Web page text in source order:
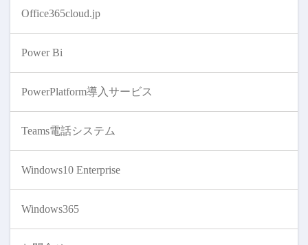
Office365cloud.jp
Power Bi
PowerPlatform導入サービス
Teams電話システム
Windows10 Enterprise
Windows365